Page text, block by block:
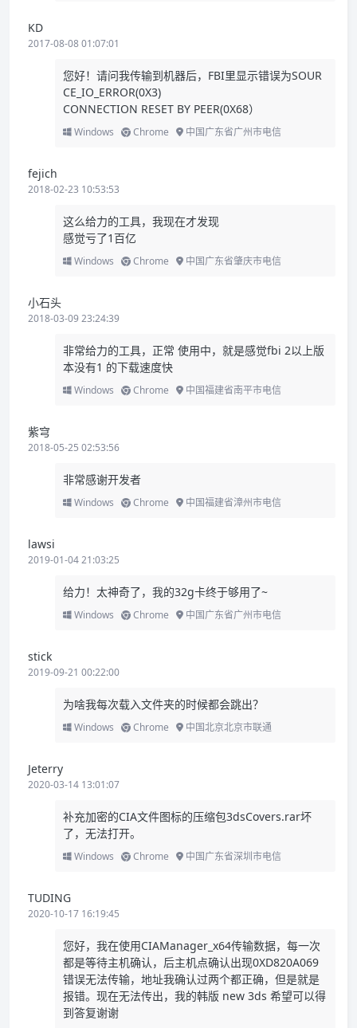
KD
2017-08-08 01:07:01
您好！请问我传输到机器后，FBI里显示错误为SOUR
CE_IO_ERROR(0X3)
CONNECTION RESET BY PEER(0X68）
Windows Chrome 中国广东省广州市电信
fejich
2018-02-23 10:53:53
这么给力的工具，我现在才发现
感觉亏了1百亿
Windows Chrome 中国广东省肇庆市电信
小石头
2018-03-09 23:24:39
非常给力的工具，正常 使用中，就是感觉fbi 2以上版
本没有1 的下载速度快
Windows Chrome 中国福建省南平市电信
紫穹
2018-05-25 02:53:56
非常感谢开发者
Windows Chrome 中国福建省漳州市电信
lawsi
2019-01-04 21:03:25
给力！太神奇了，我的32g卡终于够用了~
Windows Chrome 中国广东省广州市电信
stick
2019-09-21 00:22:00
为啥我每次载入文件夹的时候都会跳出？
Windows Chrome 中国北京北京市联通
Jeterry
2020-03-14 13:01:07
补充加密的CIA文件图标的压缩包3dsCovers.rar坏
了，无法打开。
Windows Chrome 中国广东省深圳市电信
TUDING
2020-10-17 16:19:45
您好，我在使用CIAManager_x64传输数据，每一次
都是等待主机确认，后主机点确认出现0XD820A069
错误无法传输，地址我确认过两个都正确，但是就是
报错。现在无法传出，我的韩版 new 3ds 希望可以得
到答复谢谢